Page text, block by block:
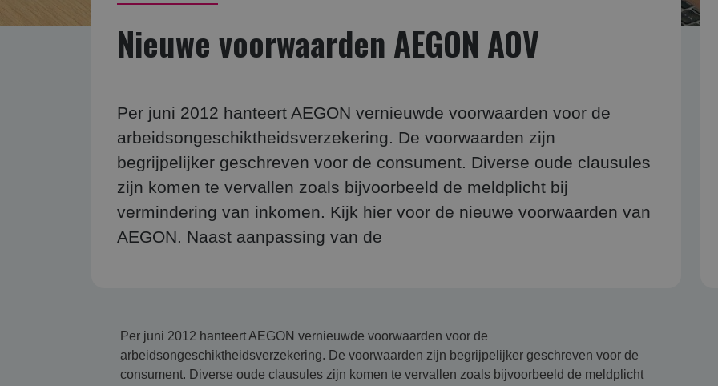
Nieuwe voorwaarden AEGON AOV
Per juni 2012 hanteert AEGON vernieuwde voorwaarden voor de
arbeidsongeschiktheidsverzekering. De voorwaarden zijn
begrijpelijker geschreven voor de consument. Diverse oude clausules
zijn komen te vervallen zoals bijvoorbeeld de meldplicht bij
vermindering van inkomen. Kijk hier voor de nieuwe voorwaarden van
AEGON. Naast aanpassing van de
Per juni 2012 hanteert AEGON vernieuwde voorwaarden voor de
arbeidsongeschiktheidsverzekering. De voorwaarden zijn begrijpelijker geschreven voor de
consument. Diverse oude clausules zijn komen te vervallen zoals bijvoorbeeld de meldplicht